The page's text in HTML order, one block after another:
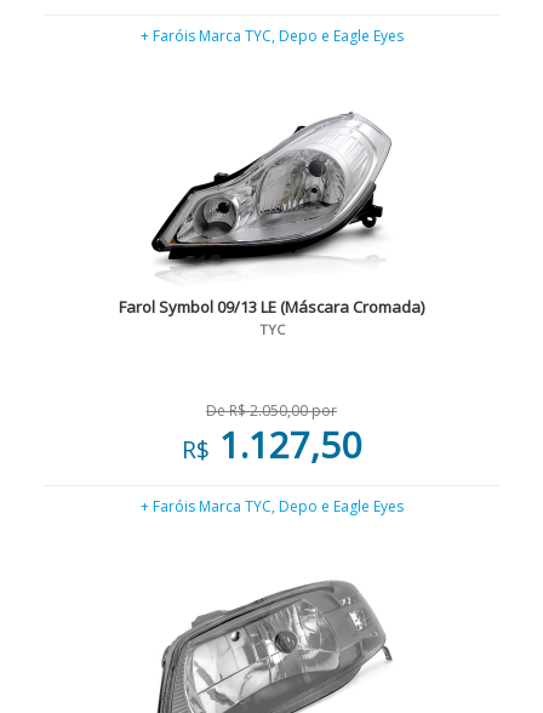
+ Faróis Marca TYC, Depo e Eagle Eyes
Farol Symbol 09/13 LE (Máscara Cromada)
TYC
De R$ 2.050,00 por
R$ 1.127,50
+ Faróis Marca TYC, Depo e Eagle Eyes